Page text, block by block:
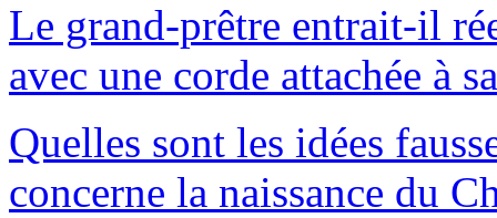
Le grand-prêtre entrait-il
avec une corde attachée à
Quelles sont les idées
concerne la naissance du